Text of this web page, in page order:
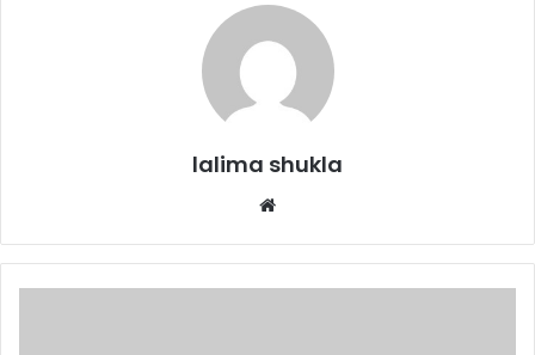
lalima shukla